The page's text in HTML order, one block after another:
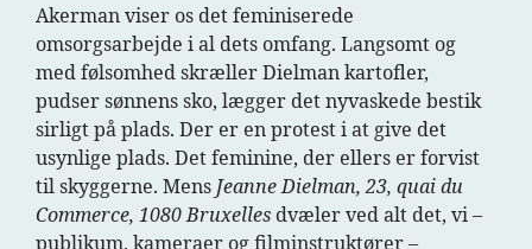
Akerman viser os det feminiserede
omsorgsarbejde i al dets omfang. Langsomt og
med følsomhed skræller Dielman kartofler,
pudser sønnens sko, lægger det nyvaskede bestik
sirligt på plads. Der er en protest i at give det
usynlige plads. Det feminine, der ellers er forvist
til skyggerne. Mens Jeanne Dielman, 23, quai du
Commerce, 1080 Bruxelles dvæler ved alt det, vi –
publikum, kameraer og filminstruktører –